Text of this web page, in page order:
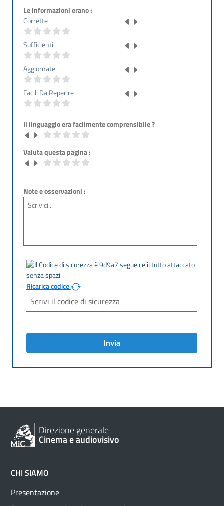
Le informazioni erano :
Corrette
Sufficienti
Aggiornate
Facili Da Reperire
Il linguaggio era facilmente comprensibile ?
Valuta questa pagina :
Note e osservazioni :
Ricarica codice
Invia
Direzione generale
Cinema e audiovisivo
CHI SIAMO
Presentazione